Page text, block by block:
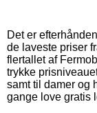
Det er
de laveste priser
flertallet af
trykke
samt til damer og
gange love gratis